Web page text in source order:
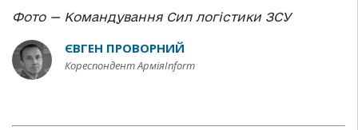
Фото — Командування Сил логістики ЗСУ
ЄВГЕН ПРОВОРНИЙ
Кореспондент АрміяInform